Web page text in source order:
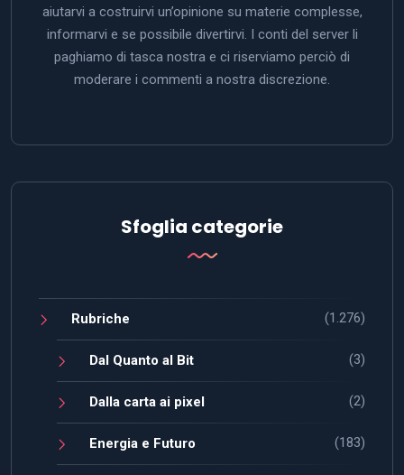
aiutarvi a costruirvi un’opinione su materie complesse,
informarvi e se possibile divertirvi. I conti del server li
paghiamo di tasca nostra e ci riserviamo perciò di
moderare i commenti a nostra discrezione.
Sfoglia categorie
Rubriche (1.276)
Dal Quanto al Bit (3)
Dalla carta ai pixel (2)
Energia e Futuro (183)